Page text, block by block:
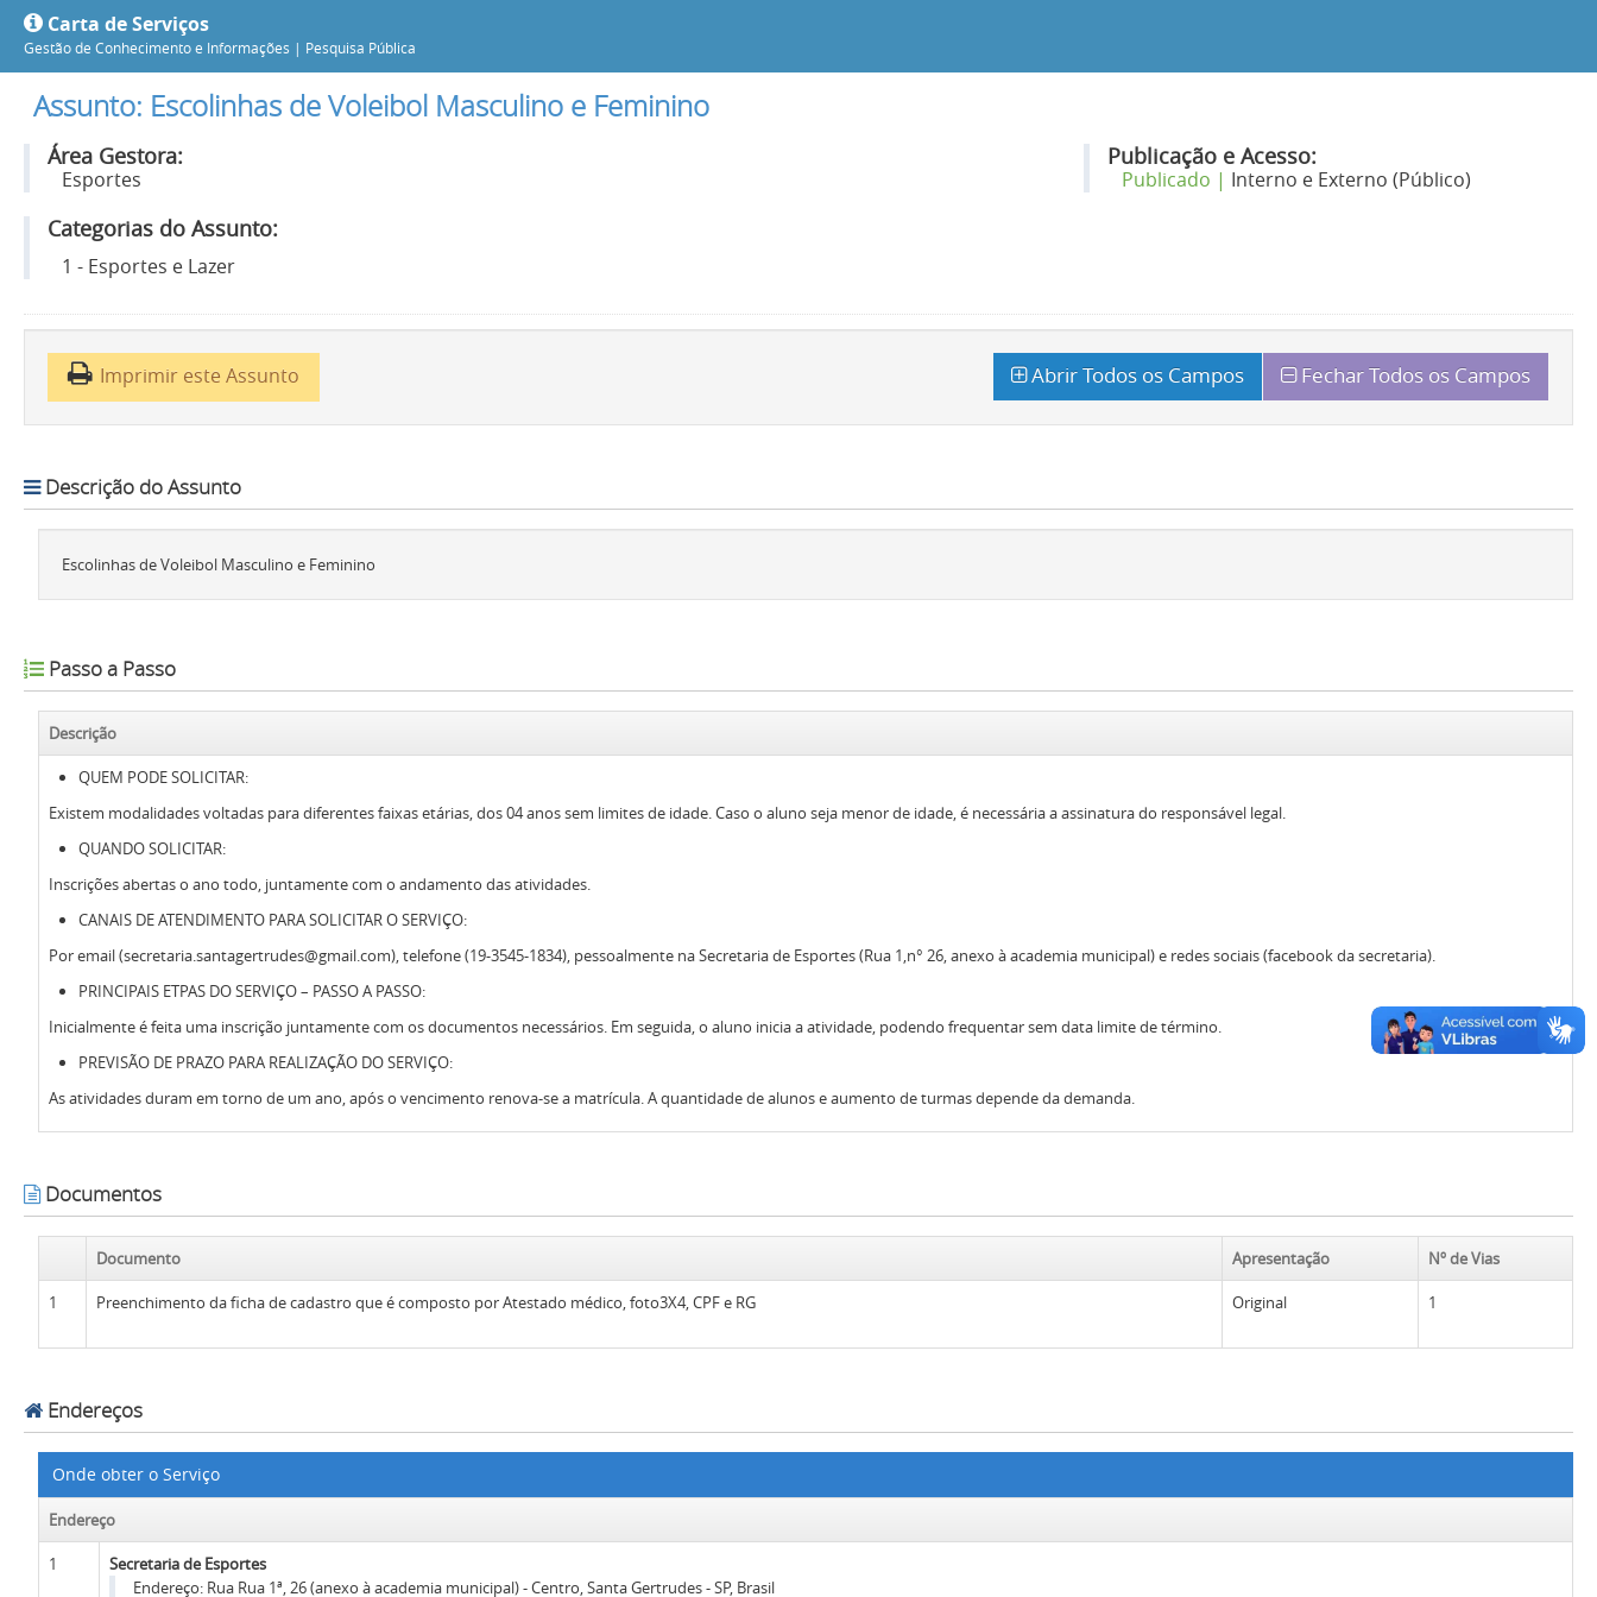
Carta de Serviços
Gestão de Conhecimento e Informações | Pesquisa Pública
Assunto: Escolinhas de Voleibol Masculino e Feminino
Área Gestora:
Esportes
Publicação e Acesso:
Publicado | Interno e Externo (Público)
Categorias do Assunto:
1 - Esportes e Lazer
Imprimir este Assunto Abrir Todos os Campos Fechar Todos os Campos
Descrição do Assunto
Escolinhas de Voleibol Masculino e Feminino
Passo a Passo
Descrição
QUEM PODE SOLICITAR:
Existem modalidades voltadas para diferentes faixas etárias, dos 04 anos sem limites de idade. Caso o aluno seja menor de idade, é necessária a assinatura do responsável legal.
QUANDO SOLICITAR:
Inscrições abertas o ano todo, juntamente com o andamento das atividades.
CANAIS DE ATENDIMENTO PARA SOLICITAR O SERVIÇO:
Por email (secretaria.santagertrudes@gmail.com), telefone (19-3545-1834), pessoalmente na Secretaria de Esportes (Rua 1,n° 26, anexo à academia municipal) e redes sociais (facebook da secretaria).
PRINCIPAIS ETPAS DO SERVIÇO – PASSO A PASSO:
Inicialmente é feita uma inscrição juntamente com os documentos necessários. Em seguida, o aluno inicia a atividade, podendo frequentar sem data limite de término.
PREVISÃO DE PRAZO PARA REALIZAÇÃO DO SERVIÇO:
As atividades duram em torno de um ano, após o vencimento renova-se a matrícula. A quantidade de alunos e aumento de turmas depende da demanda.
Documentos
Documento Apresentação Nº de Vias
1 Preenchimento da ficha de cadastro que é composto por Atestado médico, foto3X4, CPF e RG Original 1
Endereços
Onde obter o Serviço
Endereço
1
Secretaria de Esportes
Endereço: Rua Rua 1ª, 26 (anexo à academia municipal) - Centro, Santa Gertrudes - SP, Brasil